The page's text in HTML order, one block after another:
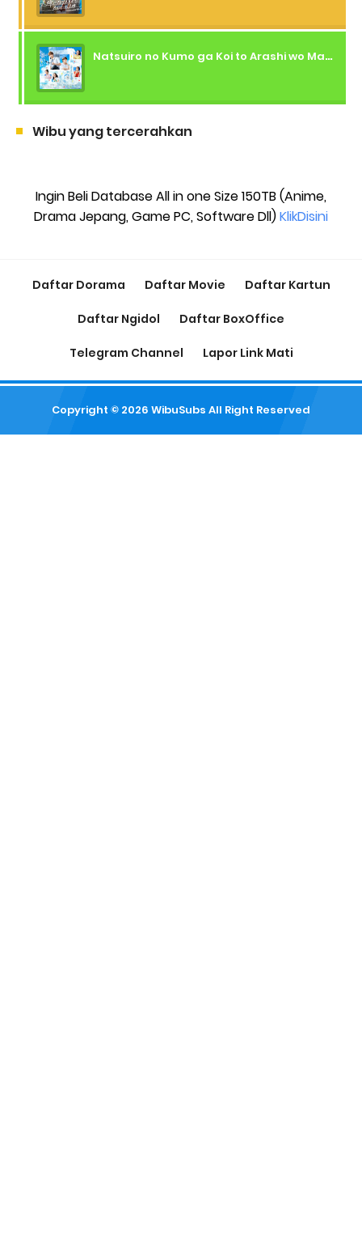
Natsuiro no Kumo ga Koi to Arashi wo Makiokosu (2026) - 01 Subtitle Indonesia
Wibu yang tercerahkan
Ingin Beli Database All in one Size 150TB (Anime,
Drama Jepang, Game PC, Software Dll)KlikDisini
Daftar Dorama Daftar Movie Daftar Kartun
Daftar Ngidol Daftar BoxOffice
Telegram Channel Lapor Link Mati
Copyright © 2026 WibuSubs All Right Reserved